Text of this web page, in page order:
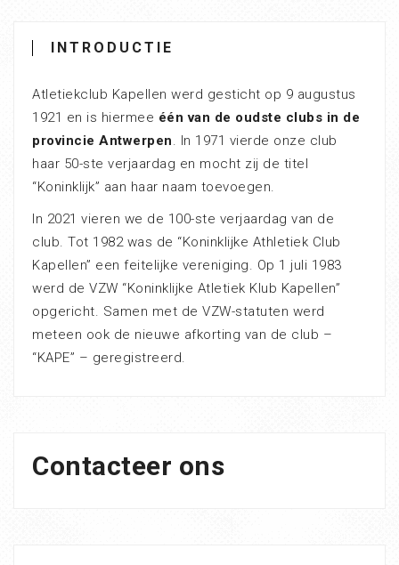
INTRODUCTIE
Atletiekclub Kapellen werd gesticht op 9 augustus
1921 en is hiermee één van de oudste clubs in de
provincie Antwerpen. In 1971 vierde onze club
haar 50-ste verjaardag en mocht zij de titel
“Koninklijk” aan haar naam toevoegen.
In 2021 vieren we de 100-ste verjaardag van de
club. Tot 1982 was de “Koninklijke Athletiek Club
Kapellen” een feitelijke vereniging. Op 1 juli 1983
werd de VZW “Koninklijke Atletiek Klub Kapellen”
opgericht. Samen met de VZW-statuten werd
meteen ook de nieuwe afkorting van de club –
“KAPE” – geregistreerd.
Contacteer ons